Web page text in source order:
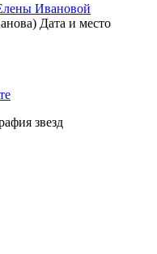
Ивановой
Дата и место
звезд